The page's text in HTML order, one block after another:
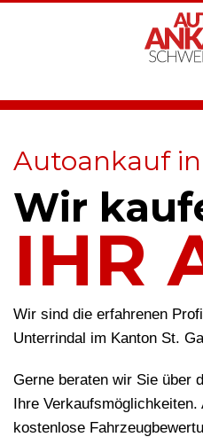
Autoankauf
Wir
IHR
Wir sind die erfahrenen
Unterrindal im Kanton St.
Gerne beraten wir Sie über
Ihre
kostenlose